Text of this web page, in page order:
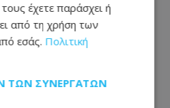
έχετε παράσχει ή
από τη χρήση των
εσάς. Πολιτική
ΤΩΝ ΣΥΝΕΡΓΑΤΏΝ